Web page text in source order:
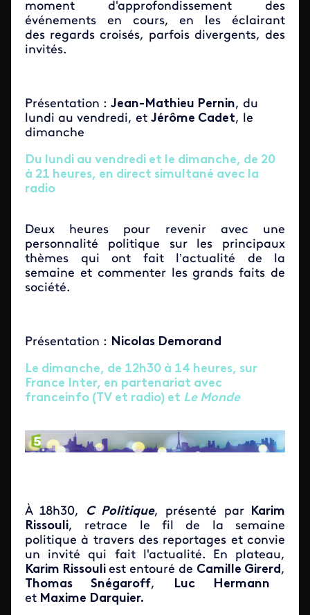
moment d'approfondissement des
événements en cours, en les éclairant
des regards croisés, parfois divergents, des
invités.
Présentation : Jean-Mathieu Pernin, du
lundi au vendredi, et Jérôme Cadet, le
dimanche
Du lundi au vendredi et le dimanche, de 20
à 21 heures, en direct simultané avec la
radio
Deux heures pour revenir avec une
personnalité politique sur les principaux
thèmes qui ont fait l’actualité de la
semaine et commenter les grands faits de
société.
Présentation : Nicolas Demorand
Le dimanche, de 12h30 à 14 heures, sur
France Inter, en partenariat avec
franceinfo (TV et radio) et Le Monde
À 18h30, C Politique, présenté parKarim
Rissouli, retrace le fil de la semaine
politique à travers des reportages et convie
un invité qui fait l'actualité. En plateau,
Karim Rissouli est entouré de Camille Girerd,
Thomas Snégaroff,
Luc Hermann
et Maxime Darquier.